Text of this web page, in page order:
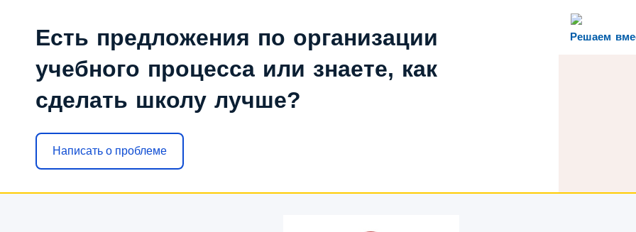
Решаем
Есть предложения по организации
учебного процесса или знаете, как
сделать школу лучше?
Написать о проблеме